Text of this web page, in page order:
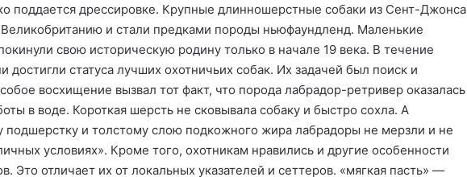
поддается дрессировке. Крупные длинношерстные собаки из Сент-Джонса
и стали предками породы ньюфаундленд. Маленькие
свою историческую родину только в начале 19 века. В течение
достигли статуса лучших охотничьих собак. Их задачей был поиск и
восхищение вызвал тот факт, что порода лабрадор-ретривер оказалась
в воде. Короткая шерсть не сковывала собаку и быстро сохла. А
подшерстку и толстому слою подкожного жира лабрадоры не мерзли и не
условиях». Кроме того, охотникам нравились и другие особенности
Это отличает их от локальных указателей и сеттеров. «мягкая пасть» —